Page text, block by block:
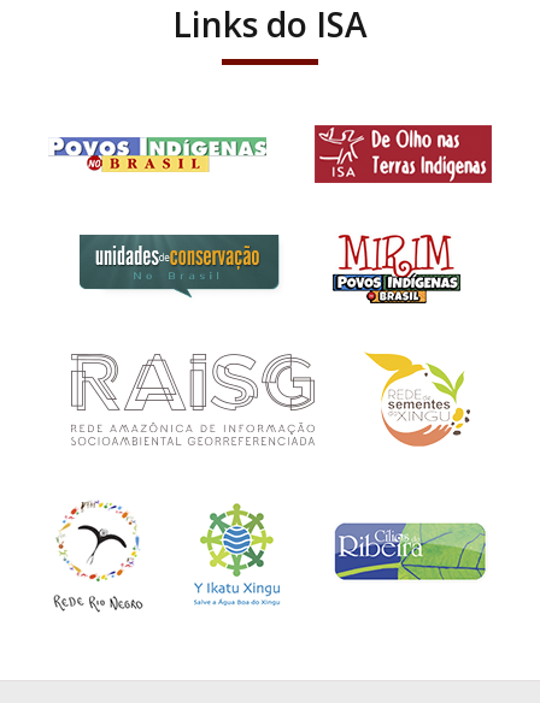
Links do ISA